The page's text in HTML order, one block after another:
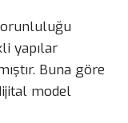
yapılar
Buna göre
model